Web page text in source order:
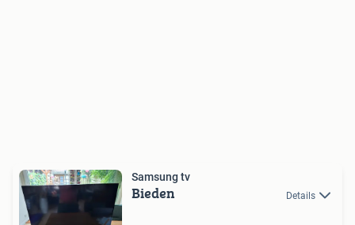
Samsung tv
Bieden Details